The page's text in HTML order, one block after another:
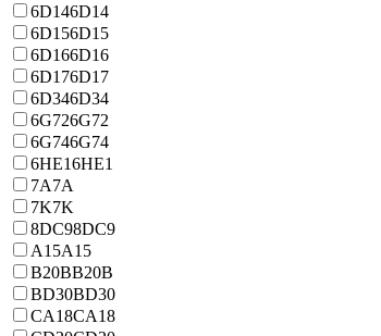
6D146D14
6D156D15
6D166D16
6D176D17
6D346D34
6G726G72
6G746G74
6HE16HE1
7A7A
7K7K
8DC98DC9
A15A15
B20BB20B
BD30BD30
CA18CA18